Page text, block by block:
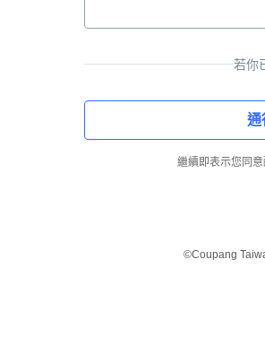
若你
通
繼續即表示您同意
©Coupang